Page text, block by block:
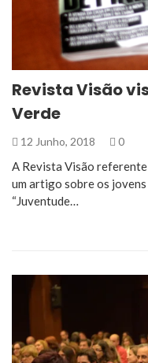
Revista Visão
Verde
12 Junho, 2018 0
A Revista Visão
um artigo sobre os
“Juventude…